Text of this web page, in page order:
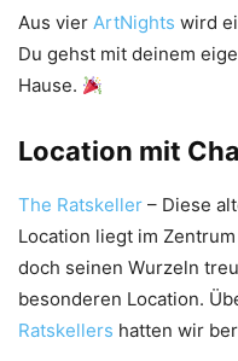
Aus vier ArtNights wird
Du gehst mit deinem
Hause.
Location mit
The Ratskeller – Diese
Location liegt im
doch seinen Wurzeln
besonderen Location.
Ratskellers hatten wir